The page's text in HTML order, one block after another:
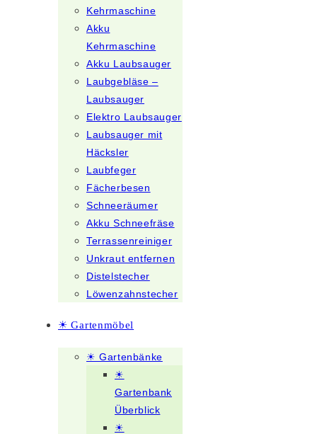
Kehrmaschine
Akku
Kehrmaschine
Akku Laubsauger
Laubgebläse –
Laubsauger
Elektro Laubsauger
Laubsauger mit
Häcksler
Laubfeger
Fächerbesen
Schneeräumer
Akku Schneefräse
Terrassenreiniger
Unkraut entfernen
Distelstecher
Löwenzahnstecher
☀ Gartenmöbel
☀ Gartenbänke
☀
Gartenbank
Überblick
☀